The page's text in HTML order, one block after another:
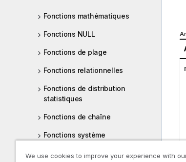
Fonctions mathématiques
Fonctions NULL
Fonctions de plage
Fonctions relationnelles
Fonctions de distribution
statistiques
Fonctions de chaîne
Fonctions système
Fonctions de table
We use cookies to improve your experience with